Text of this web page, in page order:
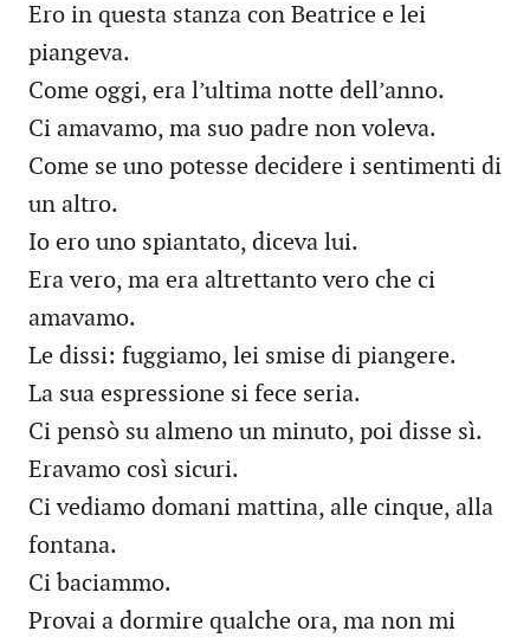
Ero in questa stanza con Beatrice e lei
piangeva.
Come oggi, era l’ultima notte dell’anno.
Ci amavamo, ma suo padre non voleva.
Come se uno potesse decidere i sentimenti di
un altro.
Io ero uno spiantato, diceva lui.
Era vero, ma era altrettanto vero che ci
amavamo.
Le dissi: fuggiamo, lei smise di piangere.
La sua espressione si fece seria.
Ci pensò su almeno un minuto, poi disse sì.
Eravamo così sicuri.
Ci vediamo domani mattina, alle cinque, alla
fontana.
Ci baciammo.
Provai a dormire qualche ora, ma non mi